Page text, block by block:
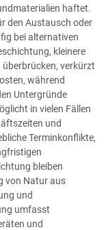
haftet.
den Austausch oder
bei alternativen
kleinere
verkürzt
während
Untergründe
in vielen Fällen
und
Terminkonflikte,
bleiben
von Natur aus
und
umfasst
und